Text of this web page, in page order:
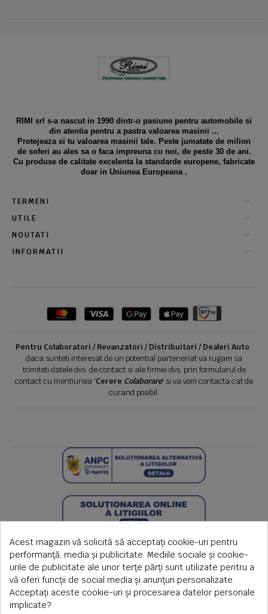
RIMI srl s-a nascut in 1990 dintr-o pasiune pentru automobile si
din atentia pentru a pastra valoarea masinii ...
Protejeaza si tu valoarea masinii tale. Peste jumatate de milion
de soferi au ales sa o faca impreuna cu noi, de peste 30 de ani.
Cu produse de calitate excelenta la standarde europene, fabricate
doar in Uniunea Europeana .
TERMENI
UTILE
NOUTATI
INFORMATII
Pentru Colaboratori / Revanzatori / Distribuitori / Dealeri Auto :
daca sunteti interesat de un potential parteneriat va rugam sa
trimiteti datele dvs. de contact si ale firmei dvs. prin formularul de
contact cu mentiunea 'Cerere Colaborare' si va vom contacta cat de
curand posibil.
Acest magazin vă solicită să acceptați cookie-uri pentru
performanță, media și publicitate. Mediile sociale și cookie-
urile de publicitate ale unor terțe părți sunt utilizate pentru a
vă oferi funcții de social media și anunțuri personalizate.
Acceptați aceste cookie-uri și procesarea datelor personale
implicate?